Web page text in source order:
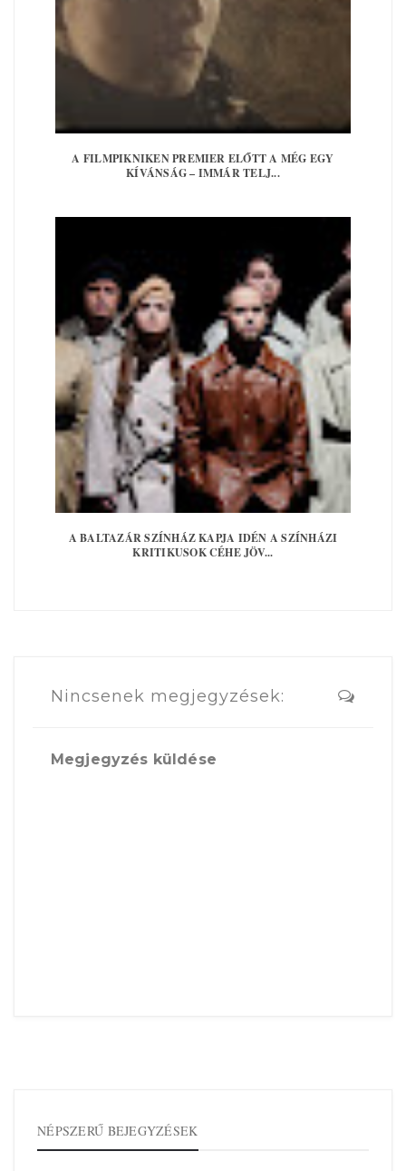
A FILMPIKNIKEN PREMIER ELŐTT A MÉG EGY
KÍVÁNSÁG – IMMÁR TELJ...
A BALTAZÁR SZÍNHÁZ KAPJA IDÉN A SZÍNHÁZI
KRITIKUSOK CÉHE JÖV...
Nincsenek megjegyzések:
Megjegyzés küldése
NÉPSZERŰ BEJEGYZÉSEK